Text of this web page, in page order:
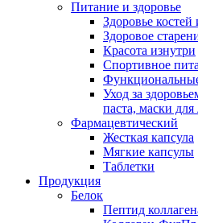
Питание и здоровье
Здоровье костей
Здоровое
Красота изнутри
Спортивное
Уход за
паста, маски
Фармацевтический
Жесткая капсула
Мягкие капсулы
Таблетки
Продукция
Белок
Пептид